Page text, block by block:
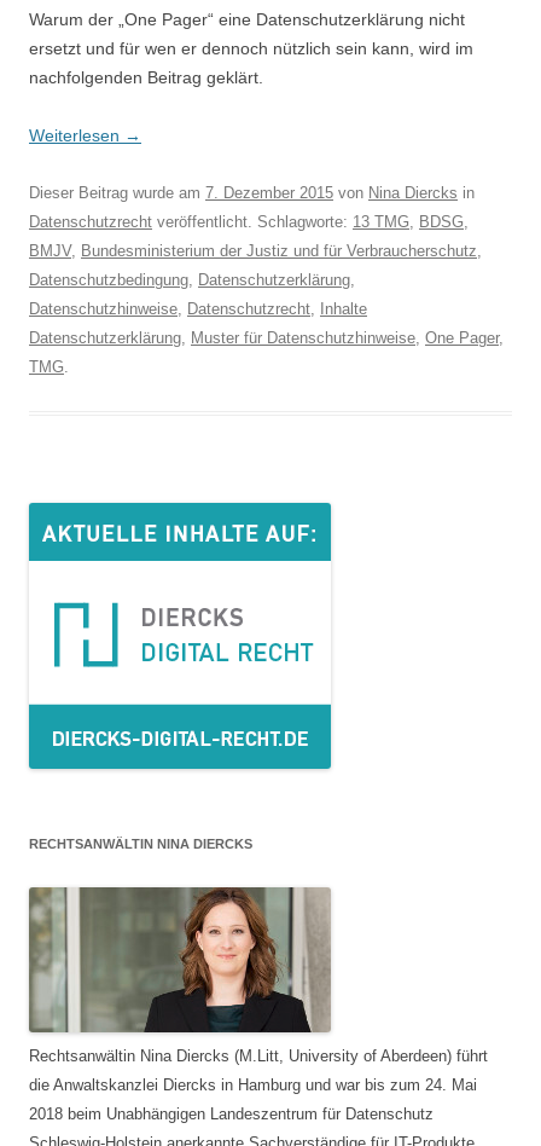
Warum der „One Pager“ eine Datenschutzerklärung nicht
ersetzt und für wen er dennoch nützlich sein kann, wird im
nachfolgenden Beitrag geklärt.
Weiterlesen →
Dieser Beitrag wurde am 7. Dezember 2015 von Nina Diercks in
Datenschutzrecht veröffentlicht. Schlagworte: 13 TMG, BDSG,
BMJV, Bundesministerium der Justiz und für Verbraucherschutz,
Datenschutzbedingung, Datenschutzerklärung,
Datenschutzhinweise, Datenschutzrecht,
Inhalte
Datenschutzerklärung, Muster für Datenschutzhinweise, One Pager,
TMG.
RECHTSANWÄLTIN NINA DIERCKS
Rechtsanwältin Nina Diercks (M.Litt, University of Aberdeen) führt
die Anwaltskanzlei Diercks in Hamburg und war bis zum 24. Mai
2018 beim Unabhängigen Landeszentrum für Datenschutz